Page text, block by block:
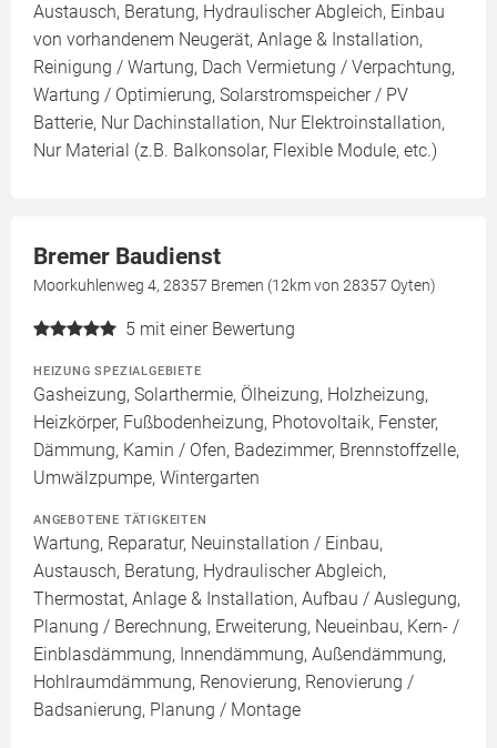
Austausch, Beratung, Hydraulischer Abgleich, Einbau
von vorhandenem Neugerät, Anlage & Installation,
Reinigung / Wartung, Dach Vermietung / Verpachtung,
Wartung / Optimierung, Solarstromspeicher / PV
Batterie, Nur Dachinstallation, Nur Elektroinstallation,
Nur Material (z.B. Balkonsolar, Flexible Module, etc.)
Bremer Baudienst
Moorkuhlenweg 4, 28357 Bremen (12km von 28357 Oyten)
5 mit einer Bewertung
HEIZUNG SPEZIALGEBIETE
Gasheizung, Solarthermie, Ölheizung, Holzheizung,
Heizkörper, Fußbodenheizung, Photovoltaik, Fenster,
Dämmung, Kamin / Ofen, Badezimmer, Brennstoffzelle,
Umwälzpumpe, Wintergarten
ANGEBOTENE TÄTIGKEITEN
Wartung, Reparatur, Neuinstallation / Einbau,
Austausch, Beratung, Hydraulischer Abgleich,
Thermostat, Anlage & Installation, Aufbau / Auslegung,
Planung / Berechnung, Erweiterung, Neueinbau, Kern- /
Einblasdämmung, Innendämmung, Außendämmung,
Hohlraumdämmung, Renovierung, Renovierung /
Badsanierung, Planung / Montage